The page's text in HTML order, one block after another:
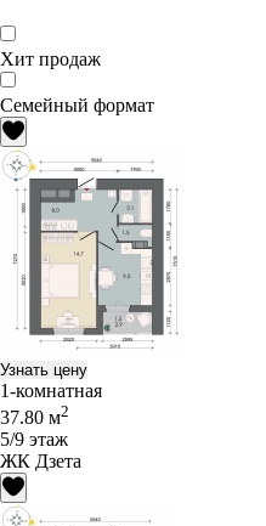
Хит продаж
Семейный формат
Узнать цену
1-комнатная
37.80 м2
5/9 этаж
ЖК Дзета